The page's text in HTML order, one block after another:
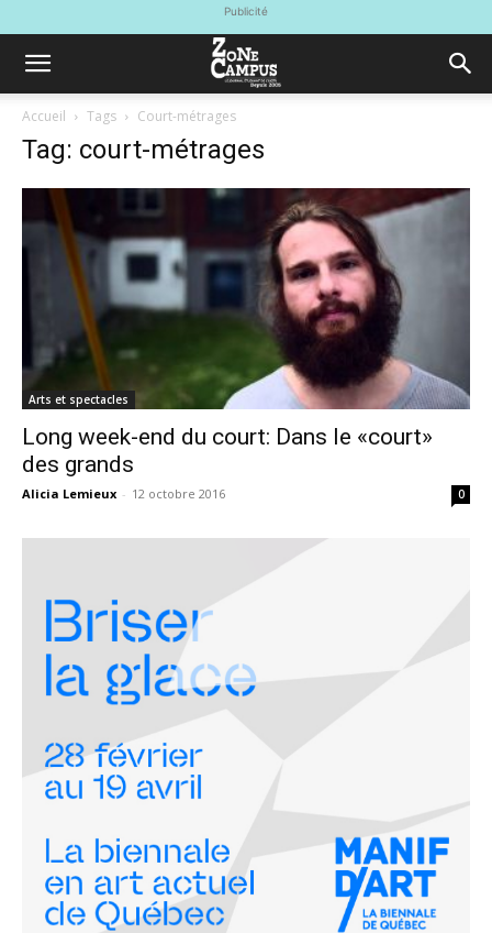
Publicité
Accueil Tags Court-métrages
Tag: court-métrages
Arts et spectacles
Long week-end du court: Dans le «court»
des grands
Alicia Lemieux - 12 octobre 2016 0